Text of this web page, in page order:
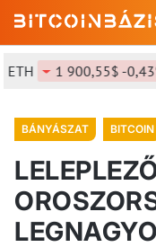
1 900,55$ -0,43%
BÁNYÁSZAT BITCOIN